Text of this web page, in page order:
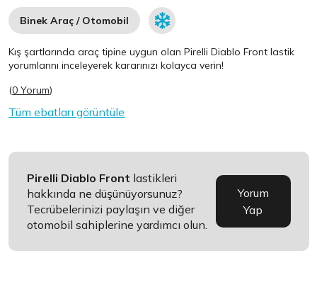
Binek Araç / Otomobil
Kış şartlarında araç tipine uygun olanPirelli Diablo Front lastik
yorumlarını inceleyerek kararınızı kolayca verin!
(0 Yorum)
Tüm ebatları görüntüle
Pirelli Diablo Front lastikleri
hakkında ne düşünüyorsunuz?
Tecrübelerinizi paylaşın ve diğer
otomobil sahiplerine yardımcı olun.
Yorum
Yap